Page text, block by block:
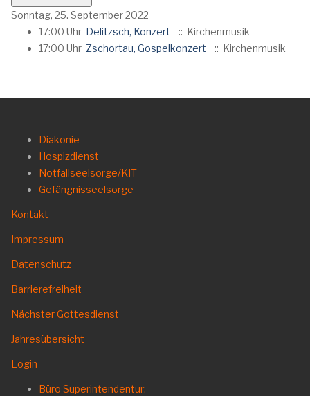
Sonntag, 25. September 2022
17:00 Uhr Delitzsch, Konzert
:: Kirchenmusik
17:00 Uhr Zschortau, Gospelkonzert :: Kirchenmusik
Diakonie
Hospizdienst
Notfallseelsorge/KIT
Gefängnisseelsorge
Kontakt
Impressum
Datenschutz
Barrierefreiheit
Nächster Gottesdienst
Jahresübersicht
Login
Büro Superintendentur: